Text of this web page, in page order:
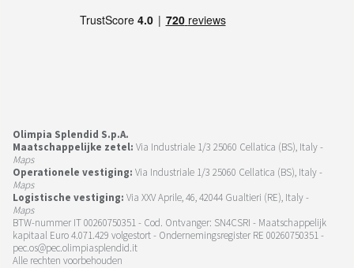
Olimpia Splendid S.p.A.
Maatschappelijke zetel: Via Industriale 1/3 25060 Cellatica (BS), Italy -
Maps
Operationele vestiging: Via Industriale 1/3 25060 Cellatica (BS), Italy -
Maps
Logistische vestiging: Via XXV Aprile, 46, 42044 Gualtieri (RE), Italy -
Maps
BTW-nummer IT 00260750351 - Cod. Ontvanger: SN4CSRI - Maatschappelijk
kapitaal Euro 4.071.429 volgestort - Ondernemingsregister RE 00260750351 -
pec.os@pec.olimpiasplendid.it
Alle rechten voorbehouden